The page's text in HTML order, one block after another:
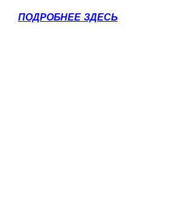
ПОДРОБНЕЕ ЗДЕСЬ